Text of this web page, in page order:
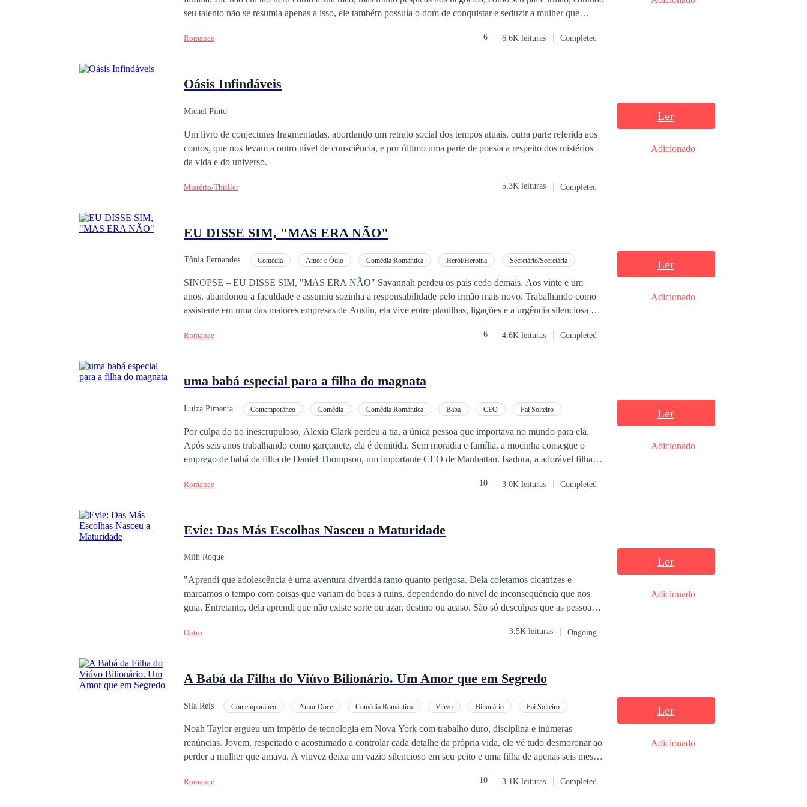
seu talento não se resumia apenas a isso, ele também possuía o dom de conquistar e seduzir a mulher que
Novack intimou David a mudar seu comportamento e arrumar uma esposa troféu. Ele agora precisava de uma
até o mais santo dos homens. O completo oposto do que se esperava de uma mulher da alta sociedade
paixão, uma conveniência que cairia bem aos dois. Só um ano e tudo estaria desfeito. Mas o que acontece
Romance 6 6.6K leituras Completed
Oásis Infindáveis
Micael Pinto
Um livro de conjecturas fragmentadas, abordando um retrato social dos tempos atuais, outra parte referida aos
contos, que nos levam a outro nível de consciência, e por último uma parte de poesia a respeito dos mistérios
da vida e do universo.
Mistério/Thriller 5.3K leituras Completed
Ler
Adicionado
EU DISSE SIM, "MAS ERA NÃO"
Tônia Fernandes Comédia Amor e Ódio Comédia Romântica Herói/Heroína
Secretário/Secretária
SINOPSE – EU DISSE SIM, "MAS ERA NÃO" Savannah perdeu os pais cedo demais. Aos vinte e um
anos, abandonou a faculdade e assumiu sozinha a responsabilidade pelo irmão mais novo. Trabalhando como
assistente em uma das maiores empresas de Austin, ela vive entre planilhas, ligações e a urgência silenciosa de
solteiro convicto, sempre conduziu seus negócios com precisão cirúrgica. Emoções nunca fizeram parte de seus
transformar em algo muito maior. Porque quando dois mundos opostos colidem, nem mesmo um império
Romance 6 4.6K leituras Completed
Ler
Adicionado
uma babá especial para a filha do magnata
Luiza Pimenta Contemporâneo Comédia Comédia Romântica Babá CEO
Pai Solteiro
Por culpa do tio inescrupuloso, Alexia Clark perdeu a tia, a única pessoa que importava no mundo para ela.
Após seis anos trabalhando como garçonete, ela é demitida. Sem moradia e família, a mocinha consegue o
emprego de babá da filha de Daniel Thompson, um importante CEO de Manhattan. Isadora, a adorável filha de
Daniel não entende como uma mulher estranha ganhou o coração de Isadora tão rápido. O que ele e nem ela
Romance 10 3.0K leituras Completed
Ler
Adicionado
Evie: Das Más Escolhas Nasceu a Maturidade
Miih Roque
"Aprendi que adolescência é uma aventura divertida tanto quanto perigosa. Dela coletamos cicatrizes e
marcamos o tempo com coisas que variam de boas à ruins, dependendo do nível de inconsequência que nos
guia. Entretanto, dela aprendi que não existe sorte ou azar, destino ou acaso. São só desculpas que as pessoas
se tropeça em armadilhas por detrás de encantos da mocidade e por vezes se cai em desencantos devastadores,
Outro 3.5K leituras Ongoing
Ler
Adicionado
A Babá da Filha do Viúvo Bilionário. Um Amor que em Segredo
Sila Reis Contemporâneo Amor Doce Comédia Romântica Viúvo Bilionário
Pai Solteiro
Noah Taylor ergueu um império de tecnologia em Nova York com trabalho duro, disciplina e inúmeras
renúncias. Jovem, respeitado e acostumado a controlar cada detalhe da própria vida, ele vê tudo desmoronar ao
perder a mulher que amava. A viuvez deixa um vazio silencioso em seu peito e uma filha de apenas seis meses
precisar de carinho, cuidado e presença. Dividido entre a responsabilidade de comandar uma empresa
Romance 10 3.1K leituras Completed
Ler
Adicionado